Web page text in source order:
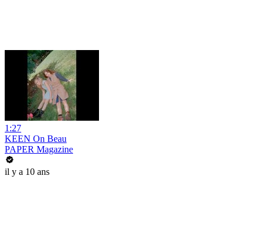
1:27
KEEN On Beau
PAPER Magazine
il y a 10 ans